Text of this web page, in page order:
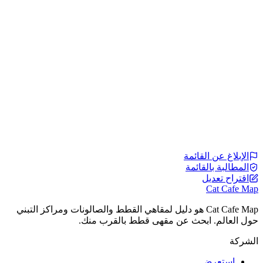
الإبلاغ عن القائمة
المطالبة بالقائمة
اقتراح تعديل
Cat Cafe Map
Cat Cafe Map هو دليل لمقاهي القطط والصالونات ومراكز التبني
حول العالم. ابحث عن مقهى قطط بالقرب منك.
الشركة